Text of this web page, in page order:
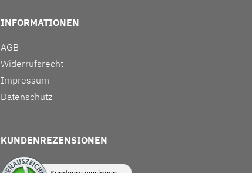
INFORMATIONEN
AGB
Widerrufsrecht
Impressum
Datenschutz
KUNDENREZENSIONEN